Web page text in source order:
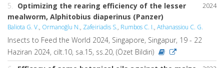
2024
5.
Optimizing the rearing efficiency of the lesser
mealworm, Alphitobius diaperinus (Panzer)
Baliota G. V., Ormanoğlu N., Zafeiriadis S., Rumbos C. I., Athanassiou C. G.
Insects to Feed the World 2024, Singapore, Singapur, 19 - 22
Haziran 2024, cilt.10, sa.15, ss.20, (Özet Bildiri)